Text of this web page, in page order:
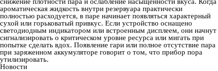
ароматическая жидкость внутри резервуара практически
полностью расходуется, в паре начинает появляться характерный
сухой или горьковатый привкус. Если устройство оснащено
светодиодным индикатором или встроенным дисплеем, они начнут
сигнализировать о критическом уровне ресурса или мигать при
попытке сделать вдох. Появление гари или полное отсутствие пара
при заряженном аккумуляторе говорит о том, что прибор пора
утилизировать.
Новости